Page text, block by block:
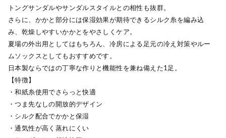
トングサンダルやサンダルスタイルとの相性も抜群。
さらに、かかと部分には保湿効果が期待できるシルク糸を編み込
み、乾燥しやすいかかとをやさしくケア。
夏場の外出用としてはもちろん、冷房による足元の冷え対策やルー
ムソックスとしてもおすすめです。
日本製ならではの丁寧な作りと機能性を兼ね備えた1足。
【特徴】
・和紙糸使用でさらっと快適
・つま先なしの開放的デザイン
・シルク配合でかかと保湿
・通気性が高く蒸れにくい